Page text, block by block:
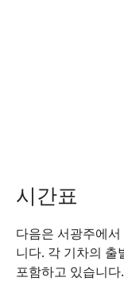
시간표
다음은 서광주에
니다. 각 기차의 출
포함하고 있습니다.